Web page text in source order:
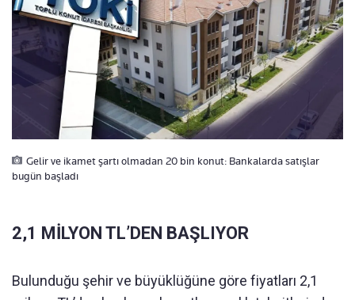
Gelir ve ikamet şartı olmadan 20 bin konut: Bankalarda satışlar
bugün başladı
2,1 MİLYON TL’DEN BAŞLIYOR
Bulunduğu şehir ve büyüklüğüne göre fiyatları 2,1